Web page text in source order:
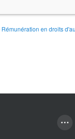
Rémunération en droits